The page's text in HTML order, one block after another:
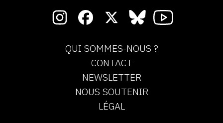
QUI SOMMES-NOUS ?
CONTACT
NEWSLETTER
NOUS SOUTENIR
LÉGAL